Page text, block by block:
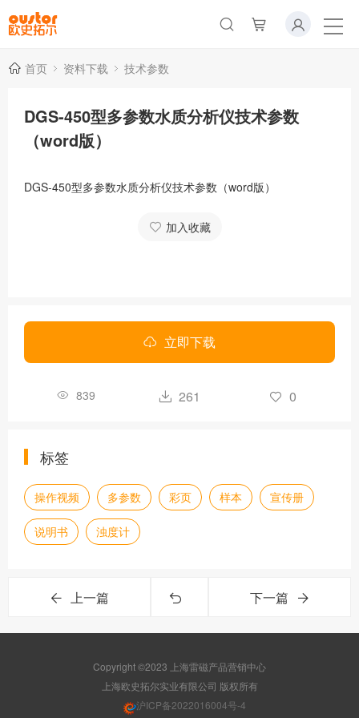
首页 资料下载 技术参数
DGS-450型多参数水质分析仪技术参数
（word版）
DGS-450型多参数水质分析仪技术参数（word版）
加入收藏
立即下载
839 261 0
标签
操作视频 多参数 彩页 样本 宣传册
说明书 浊度计
上一篇 下一篇
Copyright ©2023 上海雷磁产品营销中心
版权所有
沪ICP备2022016004号-4